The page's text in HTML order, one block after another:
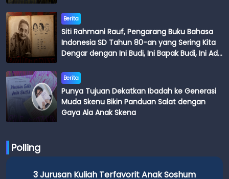
Berita
Siti Rahmani Rauf, Pengarang Buku Bahasa
Indonesia SD Tahun 80-an yang Sering Kita
Dengar dengan Ini Budi, Ini Bapak Budi, Ini Adik
Berita
Punya Tujuan Dekatkan Ibadah ke Generasi
Muda Skenu Bikin Panduan Salat dengan
Gaya Ala Anak Skena
Polling
3 Jurusan Kuliah Terfavorit Anak Soshum